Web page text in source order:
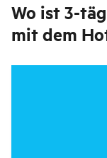
Wo ist 3-
mit dem